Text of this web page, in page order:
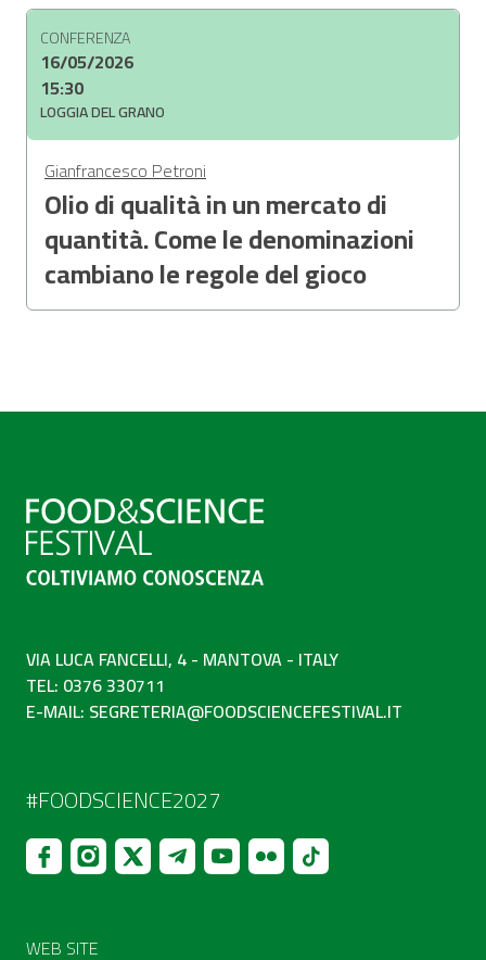
CONFERENZA
16/05/2026
15:30
LOGGIA DEL GRANO
Gianfrancesco Petroni
Olio di qualità in un mercato di
quantità. Come le denominazioni
cambiano le regole del gioco
VIA LUCA FANCELLI, 4 - MANTOVA - ITALY
TEL: 0376 330711
E-MAIL: SEGRETERIA@FOODSCIENCEFESTIVAL.IT
#FOODSCIENCE2027
WEB SITE